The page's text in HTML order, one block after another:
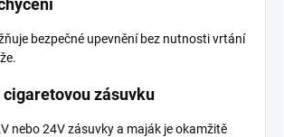
bezpečné upevnění bez nutnosti vrtání
zásuvku
nebo 24V zásuvky a maják je okamžitě